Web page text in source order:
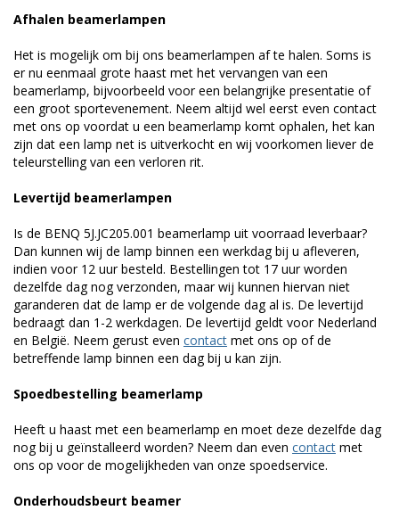
Afhalen beamerlampen
Het is mogelijk om bij ons beamerlampen af te halen. Soms is
er nu eenmaal grote haast met het vervangen van een
beamerlamp, bijvoorbeeld voor een belangrijke presentatie of
een groot sportevenement. Neem altijd wel eerst even contact
met ons op voordat u een beamerlamp komt ophalen, het kan
zijn dat een lamp net is uitverkocht en wij voorkomen liever de
teleurstelling van een verloren rit.
Levertijd beamerlampen
Is de BENQ 5J.JC205.001 beamerlamp uit voorraad leverbaar?
Dan kunnen wij de lamp binnen een werkdag bij u afleveren,
indien voor 12 uur besteld. Bestellingen tot 17 uur worden
dezelfde dag nog verzonden, maar wij kunnen hiervan niet
garanderen dat de lamp er de volgende dag al is. De levertijd
bedraagt dan 1-2 werkdagen. De levertijd geldt voor Nederland
en België. Neem gerust even contact met ons op of de
betreffende lamp binnen een dag bij u kan zijn.
Spoedbestelling beamerlamp
Heeft u haast met een beamerlamp en moet deze dezelfde dag
nog bij u geïnstalleerd worden? Neem dan even contact met
ons op voor de mogelijkheden van onze spoedservice.
Onderhoudsbeurt beamer